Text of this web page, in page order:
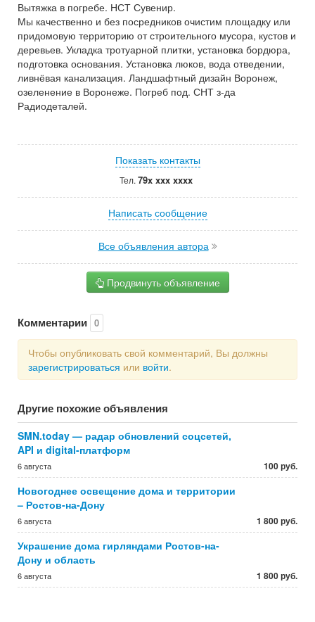
Вытяжка в погребе. НСТ Сувенир.
Мы качественно и без посредников очистим площадку или
придомовую территорию от строительного мусора, кустов и
деревьев. Укладка тротуарной плитки, установка бордюра,
подготовка основания. Установка люков, вода отведении,
ливнёвая канализация. Ландшафтный дизайн Воронеж,
озеленение в Воронеже. Погреб под. СНТ з-да
Радиодеталей.
Показать контакты
Тел. 79x xxx xxxx
Написать сообщение
Все объявления автора
Продвинуть объявление
Комментарии 0
Чтобы опубликовать свой комментарий, Вы должны
зарегистрироваться или войти.
Другие похожие объявления
SMN.today — радар обновлений соцсетей,
API и digital-платформ
6 августа 100 руб.
Новогоднее освещение дома и территории
– Ростов-на-Дону
6 августа 1 800 руб.
Украшение дома гирляндами Ростов-на-
Дону и область
6 августа 1 800 руб.